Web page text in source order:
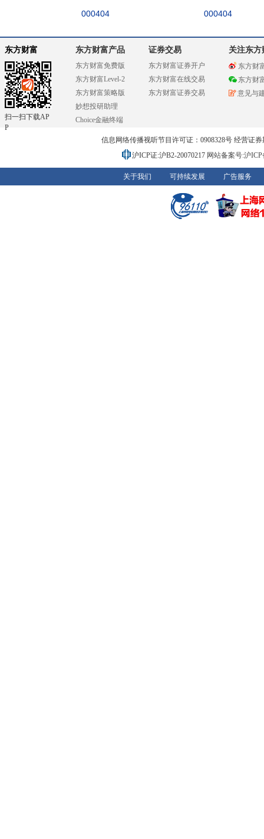
000404 000404
东方财富
扫一扫下载AP
P
东方财富产品
东方财富免费版
东方财富Level-2
东方财富策略版
妙想投研助理
Choice金融终端
证券交易
东方财富证券开户
东方财富在线交易
东方财富证券交易
关注东方
东方财
东方财
意见与
信息网络传播视听节目许可证：0908328号 经营证
沪ICP证:沪B2-20070217 网站备案号:沪
关于我们 可持续发展 广告服务